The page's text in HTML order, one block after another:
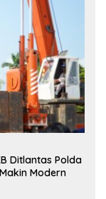
Ditlantas Polda
Modern